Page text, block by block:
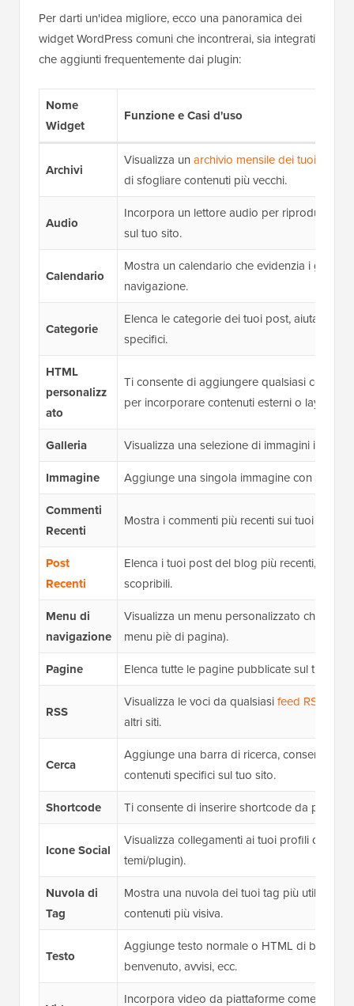
Per darti un'idea migliore, ecco una panoramica dei
widget WordPress comuni che incontrerai, sia integrati
che aggiunti frequentemente dai plugin:
Nome
Widget
Funzione e Casi d'uso
Archivi
Visualizza un archivio mensile dei tuoi post
di sfogliare contenuti più vecchi.
Audio
Incorpora un lettore audio per riprodurre
sul tuo sito.
Calendario
Mostra un calendario che evidenzia i giorni
navigazione.
Categorie
Elenca le categorie dei tuoi post, aiutando
specifici.
HTML
personalizz
ato
Ti consente di aggiungere qualsiasi codice
per incorporare contenuti esterni o layout
Galleria
Visualizza una selezione di immagini in
Immagine
Aggiunge una singola immagine con un link
Commenti
Recenti
Mostra i commenti più recenti sui tuoi post,
Post
Recenti
Elenca i tuoi post del blog più recenti,
scopribili.
Menu di
navigazione
Visualizza un menu personalizzato che hai
menu piè di pagina).
Pagine
Elenca tutte le pagine pubblicate sul tuo sito.
RSS
Visualizza le voci da qualsiasifeed RSS
altri siti.
Cerca
Aggiunge una barra di ricerca,
contenuti specifici sul tuo sito.
Shortcode
Ti consente di inserire shortcode da plugin
Icone Social
Visualizza collegamenti ai tuoi profili di
temi/plugin).
Nuvola di
Tag
Mostra una nuvola dei tuoi tag più utilizzati,
contenuti più visiva.
Testo
Aggiunge testo normale o HTML di base,
benvenuto, avvisi, ecc.
Incorpora video da piattaforme come